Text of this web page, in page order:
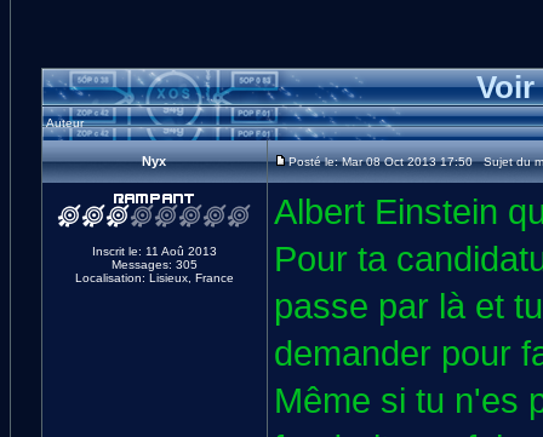
Voir
Auteur
Nyx Posté le: Mar 08 Oct 2013 17:50 Sujet du
Inscrit le: 11 Aoû 2013
Messages: 305
Localisation: Lisieux, France
Albert Einstein
Pour ta
passe par là et
demander pour
Même si tu n'es